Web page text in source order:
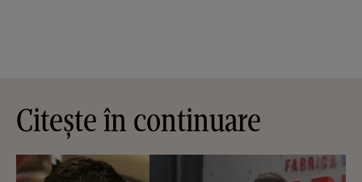
Citește în continuare